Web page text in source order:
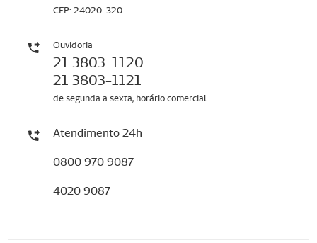
CEP: 24020-320
Ouvidoria
21 3803-1120
21 3803-1121
de segunda a sexta, horário comercial
Atendimento 24h
0800 970 9087
4020 9087